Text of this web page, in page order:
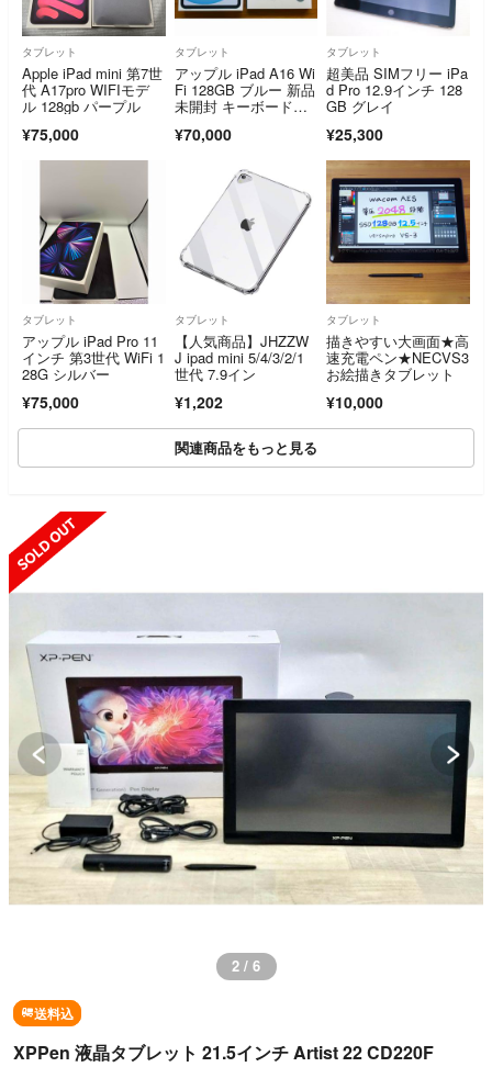
タブレット
Apple iPad mini 第7世
代 A17pro WIFIモデ
ル 128gb パープル
¥75,000
タブレット
アップル iPad A16 Wi
Fi 128GB ブルー 新品
未開封 キーボードケ
¥70,000
タブレット
超美品 SIMフリー iPa
d Pro 12.9インチ 128
GB グレイ
¥25,300
タブレット
アップル iPad Pro 11
インチ 第3世代 WiFi 1
28G シルバー
¥75,000
タブレット
【人気商品】JHZZW
J ipad mini 5/4/3/2/1
世代 7.9イン
¥1,202
タブレット
描きやすい大画面★高
速充電ペン★NECVS3
お絵描きタブレット
¥10,000
関連商品をもっと見る
2 / 6
送料込
XPPen 液晶タブレット 21.5インチ Artist 22 CD220F